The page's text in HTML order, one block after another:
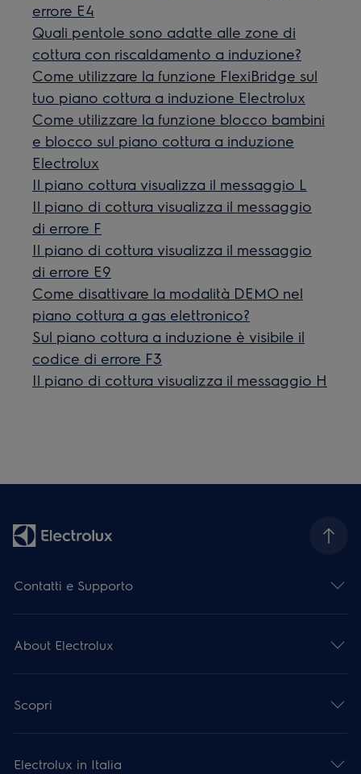
errore E4
Quali pentole sono adatte alle zone di
cottura con riscaldamento a induzione?
Come utilizzare la funzione FlexiBridge sul
tuo piano cottura a induzione Electrolux
Come utilizzare la funzione blocco bambini
e blocco sul piano cottura a induzione
Electrolux
Il piano cottura visualizza il messaggio L
Il piano di cottura visualizza il messaggio
di errore F
Il piano di cottura visualizza il messaggio
di errore E9
Come disattivare la modalità DEMO nel
piano cottura a gas elettronico?
Sul piano cottura a induzione è visibile il
codice di errore F3
Il piano di cottura visualizza il messaggio H
Contatti e Supporto
About Electrolux
Scopri
Electrolux in Italia